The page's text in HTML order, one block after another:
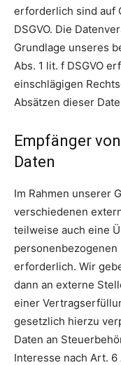
erforderlich sind auf
DSGVO. Die
Grundlage unseres
Abs. 1 lit. f DSGVO
einschlägigen
Absätzen dieser
Empfänger
Daten
Im Rahmen unserer
verschiedenen
teilweise auch eine
erforderlich. Wir
dann an externe
einer
gesetzlich hierzu
Daten an
Interesse nach Art. 6